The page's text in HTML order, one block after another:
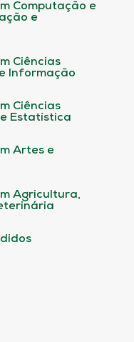
Computação e
e
Ciências
Informação
Ciências
Estatística
Artes e
Agricultura,